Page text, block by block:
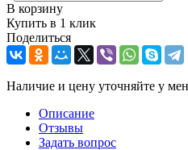
В корзину
Купить в 1 клик
Поделиться
Наличие и цену уточняйте у
Описание
Отзывы
Задать вопрос